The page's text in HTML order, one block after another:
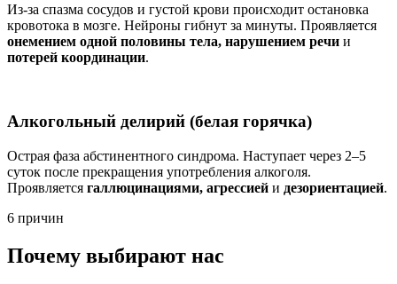
Из-за спазма сосудов и густой крови происходит остановка
кровотока в мозге. Нейроны гибнут за минуты. Проявляется
онемением одной половины тела, нарушением речи и
потерей координации.
Алкогольный делирий (белая горячка)
Острая фаза абстинентного синдрома. Наступает через 2–5
суток после прекращения употребления алкоголя.
Проявляется галлюцинациями, агрессией и дезориентацией.
6 причин
Почему выбирают нас